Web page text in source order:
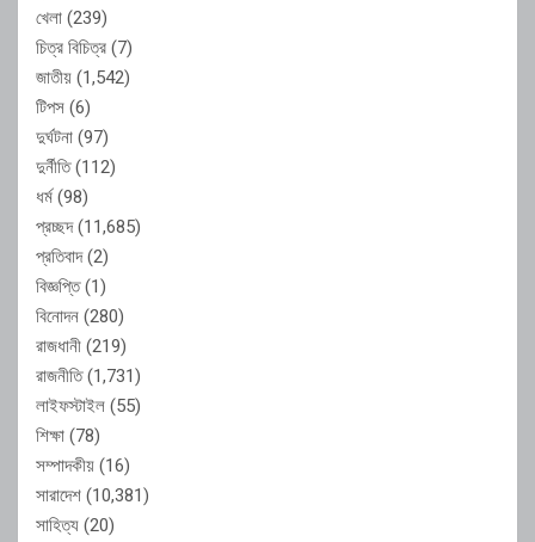
খেলা (239)
চিত্র বিচিত্র (7)
জাতীয় (1,542)
টিপস (6)
দুর্ঘটনা (97)
দুর্নীতি(112)
ধর্ম(98)
প্রচ্ছদ(11,685)
প্রতিবাদ(2)
বিজ্ঞপ্তি(1)
বিনোদন (280)
রাজধানী (219)
রাজনীতি(1,731)
লাইফস্টাইল (55)
শিক্ষা (78)
সম্পাদকীয় (16)
সারাদেশ (10,381)
সাহিত্য (20)